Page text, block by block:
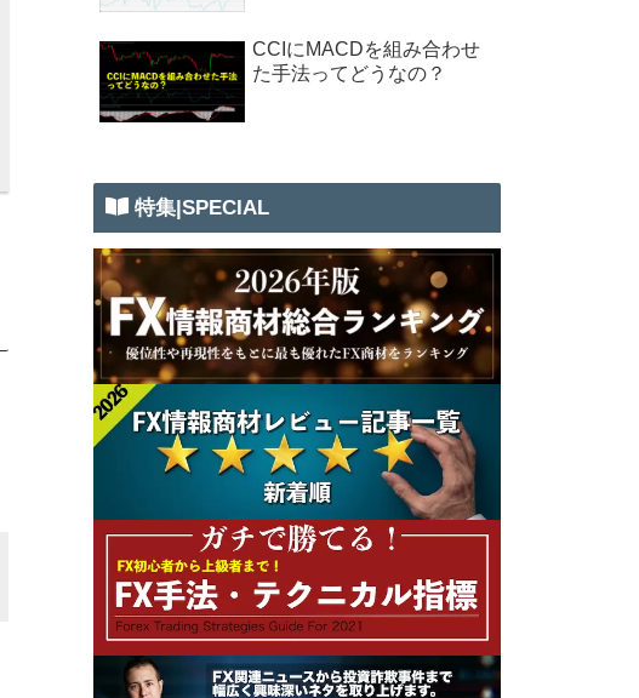
CCIにMACDを組み合わせ
た手法ってどうなの？
特集|SPECIAL